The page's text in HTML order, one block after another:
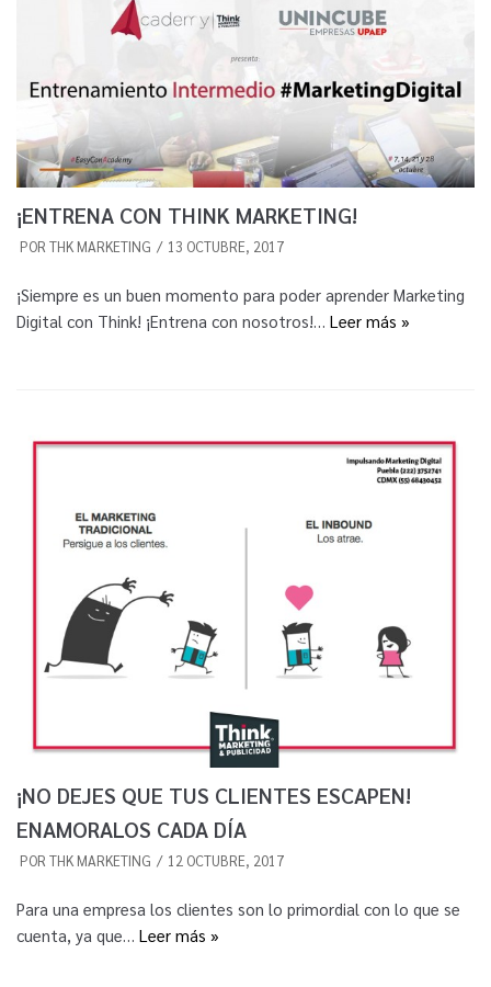
¡ENTRENA CON THINK MARKETING!
POR THK MARKETING 13 OCTUBRE, 2017
¡Siempre es un buen momento para poder aprender Marketing
Digital con Think! ¡Entrena con nosotros!… Leer más »
¡NO DEJES QUE TUS CLIENTES ESCAPEN!
ENAMORALOS CADA DÍA
POR THK MARKETING 12 OCTUBRE, 2017
Para una empresa los clientes son lo primordial con lo que se
cuenta, ya que… Leer más »